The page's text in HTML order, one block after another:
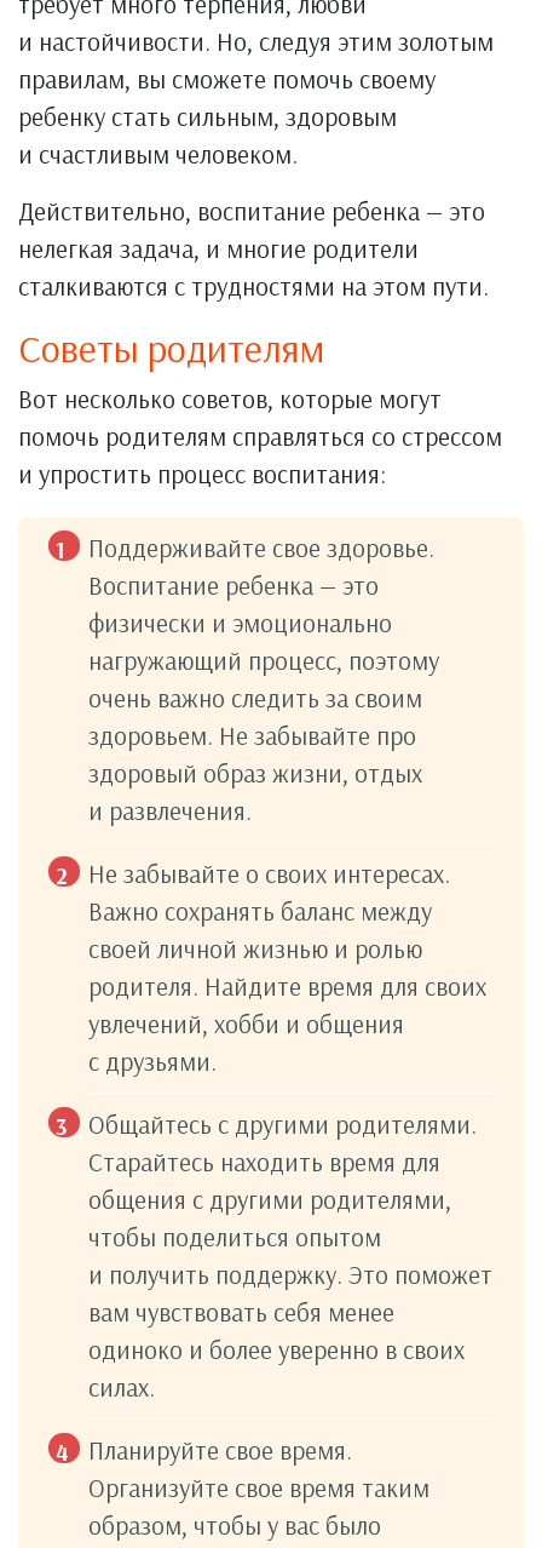
и настойчивости. Но, следуя этим золотым
правилам, вы сможете помочь своему
ребенку стать сильным, здоровым
и счастливым человеком.
Действительно, воспитание ребенка — это
нелегкая задача, и многие родители
сталкиваются с трудностями на этом пути.
Советы родителям
Вот несколько советов, которые могут
помочь родителям справляться со стрессом
и упростить процесс воспитания:
Поддерживайте свое здоровье.
Воспитание ребенка — это
физически и эмоционально
нагружающий процесс, поэтому
очень важно следить за своим
здоровьем. Не забывайте про
здоровый образ жизни, отдых
и развлечения.
Не забывайте о своих интересах.
Важно сохранять баланс между
своей личной жизнью и ролью
родителя. Найдите время для своих
увлечений, хобби и общения
с друзьями.
Общайтесь с другими родителями.
Старайтесь находить время для
общения с другими родителями,
чтобы поделиться опытом
и получить поддержку. Это поможет
вам чувствовать себя менее
одиноко и более уверенно в своих
силах.
Планируйте свое время.
Организуйте свое время таким
образом, чтобы у вас было